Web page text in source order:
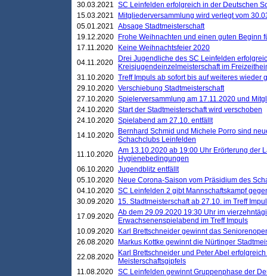
30.03.2021 SC Leinfelden erfolgreich in der Deutschen
15.03.2021
Mitgliederversammlung wird verlegt vom
05.01.2021 Absage Stadtmeisterschaft
19.12.2020
Frohe Weihnachten und einen guten Beginn
17.11.2020
Keine Weihnachtsfeier 2020
04.11.2020
Drei Jugendliche des SC Leinfelden
Kreisjugendeinzelmeisterschaft im
31.10.2020 Treff Impuls ab sofort bis auf weiteres wieder
29.10.2020 Verschiebung Stadtmeisterschaft
27.10.2020 Spielerversammlung am 17.11.2020 und
24.10.2020 Start der Stadtmeisterschaft wird verschoben
24.10.2020 Spielabend am 27.10. entfällt
14.10.2020
Bernhard Schmid und Michele Porro sind
Schachclubs Leinfelden
11.10.2020 Am 13.10.2020 ab 19:00 Uhr Erörterung der
Hygienebedingungen
06.10.2020 Jugendblitz entfällt
05.10.2020
Neue Corona-Saison vom Präsidium des
04.10.2020 SC Leinfelden 2 gibt Mannschaftskampf
30.09.2020 15. Stadtmeisterschaft ab 27.10. im Treff
17.09.2020 Ab dem 29.09.2020 19:30 Uhr im
Erwachsenenspielabend im Treff Impuls
10.09.2020
Karl Brettschneider gewinnt das
26.08.2020
Markus Kottke gewinnt die Nürtinger
22.08.2020
Karl Brettschneider und Peter Abel
Meisterschaftsgipfels
11.08.2020 SC Leinfelden gewinnt Gruppenphase der